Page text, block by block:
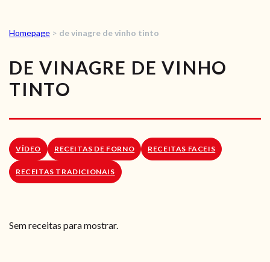
RECEITAS
VÍDEOS
LOJA ONLINE
Homepage > de vinagre de vinho tinto
DE VINAGRE DE VINHO
TINTO
VÍDEO RECEITAS DE FORNO RECEITAS FACEIS
RECEITAS TRADICIONAIS
Sem receitas para mostrar.